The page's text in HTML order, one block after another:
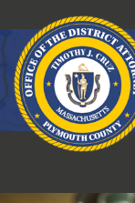
kontni